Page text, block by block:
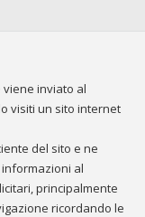
viene inviato al
visiti un sito internet
del sito e ne
al
principalmente
ricordando le